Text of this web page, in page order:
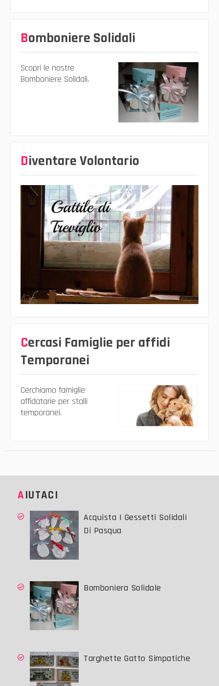
Bomboniere Solidali
Scopri le nostre
Bomboniere Solidali.
Diventare Volontario
Cercasi Famiglie per affidi
Temporanei
Cerchiamo famiglie
affidatarie per stalli
temporanei.
AIUTACI
Acquista I Gessetti Solidali
Di Pasqua
Bomboniera Solidale
Targhette Gatto Simpatiche